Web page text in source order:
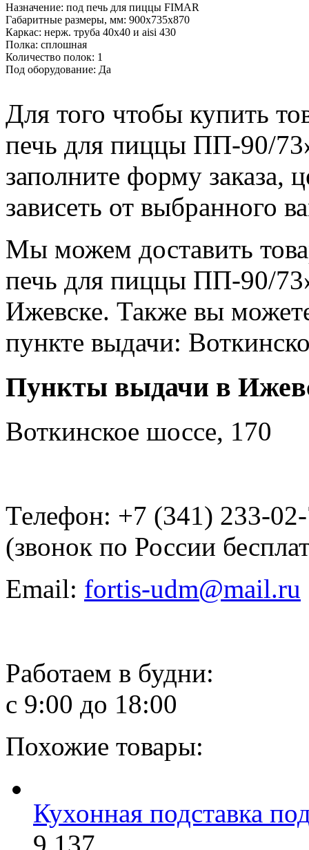
Назначение: под печь для пиццы FIMAR
Габаритные размеры, мм: 900х735х870
Каркас: нерж. труба 40х40 и aisi 430
Полка: сплошная
Количество полок: 1
Под оборудование: Да
Для того чтобы купить
печь для пиццы ПП-90/
заполните форму заказа,
зависеть от выбранного
Мы можем доставить
печь для пиццы ПП-90/
Ижевске. Также вы
пункте выдачи:
Пункты выдачи в
Воткинское шоссе, 170
Телефон: +7 (341) 233-
(звонок по России
Email: fortis-udm@mail.ru
Работаем в будни:
с 9:00 до 18:00
Похожие товары:
Кухонная подставка